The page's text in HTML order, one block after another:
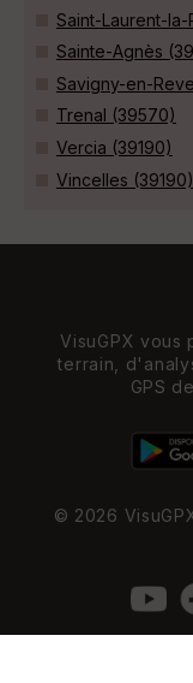
Saint-Laurent-
Sainte-Agnès
Savigny-en-
Trenal (39570)
Vercia (39190)
Vincelles (39190)
VisuGPX vous
terrain,
GPS
© 2026